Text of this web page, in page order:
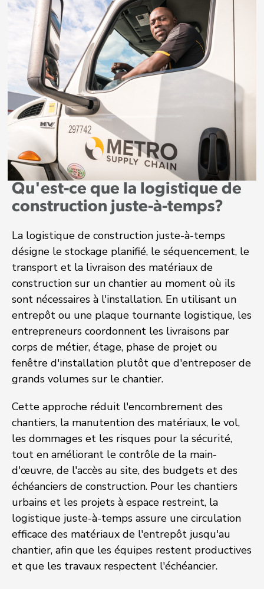
Qu'est-ce que la logistique de
construction juste-à-temps?
La logistique de construction juste-à-temps
désigne le stockage planifié, le séquencement, le
transport et la livraison des matériaux de
construction sur un chantier au moment où ils
sont nécessaires à l'installation. En utilisant un
entrepôt ou une plaque tournante logistique, les
entrepreneurs coordonnent les livraisons par
corps de métier, étage, phase de projet ou
fenêtre d'installation plutôt que d'entreposer de
grands volumes sur le chantier.
Cette approche réduit l'encombrement des
chantiers, la manutention des matériaux, le vol,
les dommages et les risques pour la sécurité,
tout en améliorant le contrôle de la main-
d'œuvre, de l'accès au site, des budgets et des
échéanciers de construction. Pour les chantiers
urbains et les projets à espace restreint, la
logistique juste-à-temps assure une circulation
efficace des matériaux de l'entrepôt jusqu'au
chantier, afin que les équipes restent productives
et que les travaux respectent l'échéancier.